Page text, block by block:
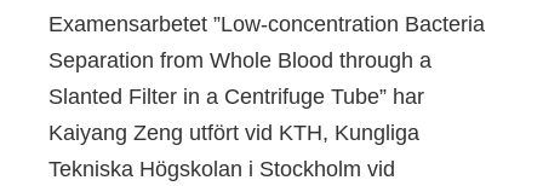
Examensarbetet ”Low-concentration Bacteria
Separation from Whole Blood through a
Slanted Filter in a Centrifuge Tube” har
Kaiyang Zeng utfört vid KTH, Kungliga
Tekniska Högskolan i Stockholm vid